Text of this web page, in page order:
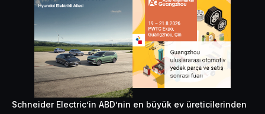
Schneider Electric’in ABD’nin en büyük ev üreticilerinden